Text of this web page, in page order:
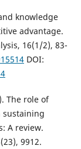
knowledge
advantage.
16(1/2), 83-
DOI:
The role of
sustaining
A review.
9912.